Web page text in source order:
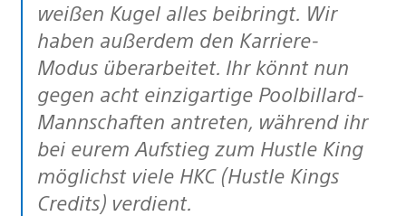
weißen Kugel alles beibringt. Wir
haben außerdem den Karriere-
Modus überarbeitet. Ihr könnt nun
gegen acht einzigartige Poolbillard-
Mannschaften antreten, während ihr
bei eurem Aufstieg zum Hustle King
möglichst viele HKC (Hustle Kings
Credits) verdient.